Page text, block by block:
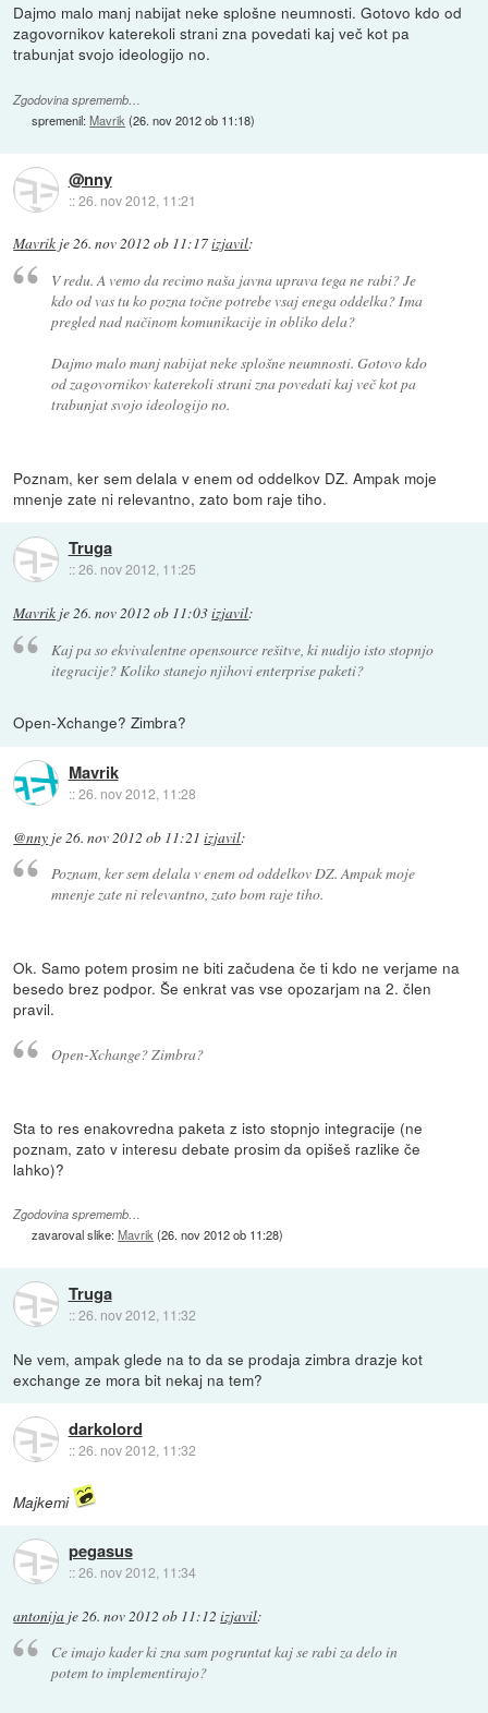
Dajmo malo manj nabijat neke splošne neumnosti. Gotovo kdo od
zagovornikov katerekoli strani zna povedati kaj več kot pa
trabunjat svojo ideologijo no.
Zgodovina sprememb…
spremenil:Mavrik (26. nov 2012 ob 11:18)
@nny
::26. nov 2012, 11:21
Mavrik je26. nov 2012 ob 11:17izjavil:
V redu. A vemo da recimo naša javna uprava tega ne rabi? Je
kdo od vas tu ko pozna točne potrebe vsaj enega oddelka? Ima
pregled nad načinom komunikacije in obliko dela?
Dajmo malo manj nabijat neke splošne neumnosti. Gotovo kdo
od zagovornikov katerekoli strani zna povedati kaj več kot pa
trabunjat svojo ideologijo no.
Poznam, ker sem delala v enem od oddelkov DZ. Ampak moje
mnenje zate ni relevantno, zato bom raje tiho.
Truga
::26. nov 2012, 11:25
Mavrik je26. nov 2012 ob 11:03izjavil:
Kaj pa so ekvivalentne opensource rešitve, ki nudijo isto stopnjo
itegracije? Koliko stanejo njihovi enterprise paketi?
Open-Xchange? Zimbra?
Mavrik
::26. nov 2012, 11:28
@nny je 26. nov 2012 ob 11:21 izjavil:
Poznam, ker sem delala v enem od oddelkov DZ. Ampak moje
mnenje zate ni relevantno, zato bom raje tiho.
Ok. Samo potem prosim ne biti začudena če ti kdo ne verjame na
besedo brez podpor. Še enkrat vas vse opozarjam na 2. člen
pravil.
Open-Xchange? Zimbra?
Sta to res enakovredna paketa z isto stopnjo integracije (ne
poznam, zato v interesu debate prosim da opišeš razlike če
lahko)?
Zgodovina sprememb…
zavaroval slike:Mavrik (26. nov 2012 ob 11:28)
Truga
::26. nov 2012, 11:32
Ne vem, ampak glede na to da se prodaja zimbra drazje kot
exchange ze mora bit nekaj na tem?
darkolord
::26. nov 2012, 11:32
Majkemi
pegasus
::26. nov 2012, 11:34
antonija je26. nov 2012 ob 11:12 izjavil:
Ce imajo kader ki zna sam pogruntat kaj se rabi za delo in
potem to implementirajo?